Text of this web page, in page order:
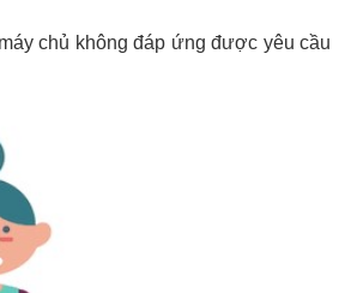
chủ không đáp ứng được yêu cầu